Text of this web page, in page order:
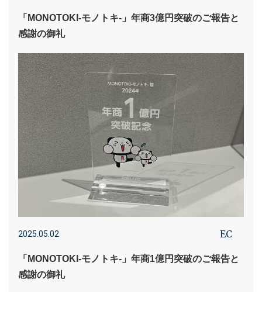
「MONOTOKI-モノトキ-」年商3億円突破のご報告と
感謝の御礼
2025.05.02 EC
「MONOTOKI-モノトキ-」年商1億円突破のご報告と
感謝の御礼